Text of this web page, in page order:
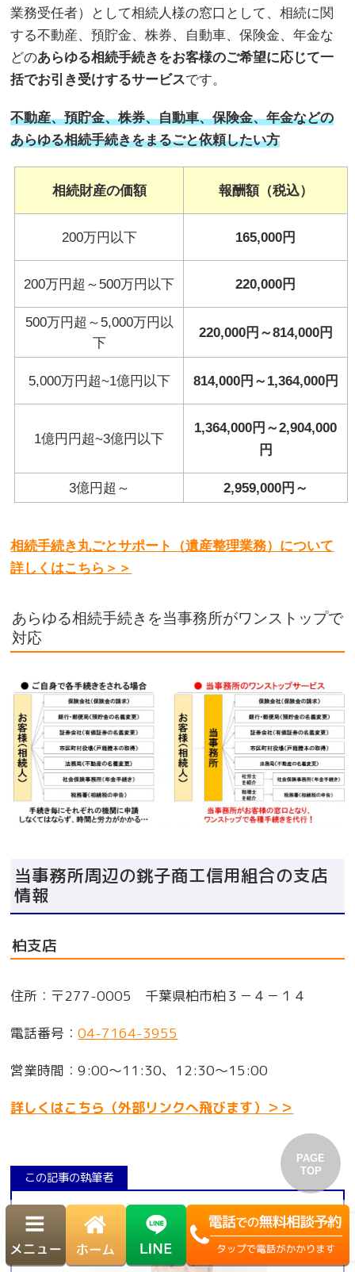
業務受任者）として相続人様の窓口として、相続に関
する不動産、預貯金、株券、自動車、保険金、年金な
どのあらゆる相続手続きをお客様のご希望に応じて一
括でお引き受けするサービスです。
不動産、預貯金、株券、自動車、保険金、年金などの
あらゆる相続手続きをまるごと依頼したい方
相続財産の価額 報酬額（税込）
200万円以下 165,000円
200万円超～500万円以下 220,000円
500万円超～5,000万円以
下
220,000円～814,000円
5,000万円超~1億円以下 814,000円～1,364,000円
1億円円超~3億円以下
1,364,000円～2,904,000
円
3億円超～ 2,959,000円～
相続手続き丸ごとサポート（遺産整理業務）について
詳しくはこちら＞＞
あらゆる相続手続きを当事務所がワンストップで
対応
当事務所周辺の銚子商工信用組合の支店
情報
柏支店
住所：〒277-0005 千葉県柏市柏３－４－１４
電話番号：04-7164-3955
営業時間：9:00～11:30、12:30～15:00
詳しくはこちら（外部リンクへ飛びます）＞＞
この記事の執筆者